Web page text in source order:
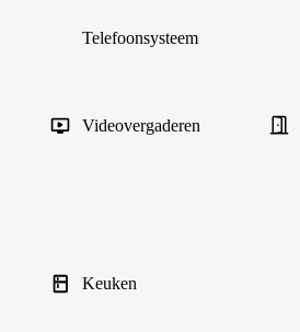
Telefoonsysteem
Videovergaderen
Keuken